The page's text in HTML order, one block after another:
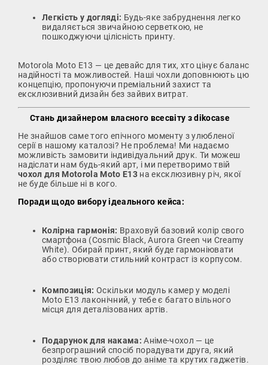
Легкість у догляді: Будь-яке забруднення легко
видаляється звичайною серветкою, не
пошкоджуючи цілісність принту.
Motorola Moto E13 — це девайс для тих, хто цінує баланс
надійності та можливостей. Наші чохли доповнюють цю
концепцію, пропонуючи преміальний захист та
ексклюзивний дизайн без зайвих витрат.
Стань дизайнером власного всесвіту з dikocase
Не знайшов саме того епічного моменту з улюбленої
серії в нашому каталозі? Не проблема! Ми надаємо
можливість замовити індивідуальний друк. Ти можеш
надіслати нам будь-який арт, і ми перетворимо твій
чохол для Motorola Moto E13 на ексклюзивну річ, якої
не буде більше ні в кого.
Поради щодо вибору ідеального кейса:
Колірна гармонія: Враховуй базовий колір свого
смартфона (Cosmic Black, Aurora Green чи Creamy
White). Обирай принт, який буде гармоніювати
або створювати стильний контраст із корпусом.
Композиція: Оскільки модуль камер у моделі
Moto E13 лаконічний, у тебе є багато вільного
місця для деталізованих артів.
Подарунок для накама: Аніме-чохол — це
безпрограшний спосіб порадувати друга, який
розділяє твою любов до аніме та крутих гаджетів.